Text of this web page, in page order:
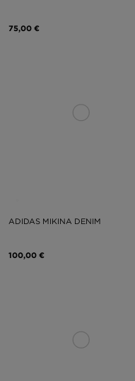
75,00 €
ADIDAS MIKINA DENIM
100,00 €